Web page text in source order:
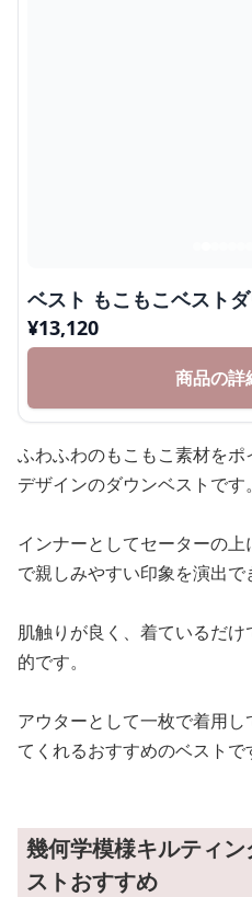
ベスト もこもこベスト
¥13,120
商品の詳
ふわふわのもこもこ素材を
デザインのダウンベストです。
インナーとしてセーターの
で親しみやすい印象を演出で
肌触りが良く、着ているだ
的です。
アウターとして一枚で着用
てくれるおすすめのベストで
幾何学模様キルティ
ストおすすめ